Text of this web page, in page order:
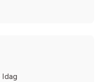
Idag